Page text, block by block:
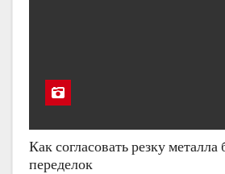
Как согласовать резку
переделок